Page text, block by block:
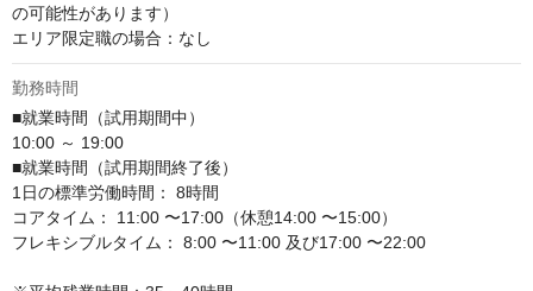
の可能性があります）
エリア限定職の場合：なし
勤務時間
■就業時間（試用期間中）
10:00 ～ 19:00
■就業時間（試用期間終了後）
1日の標準労働時間： 8時間
コアタイム： 11:00 〜17:00（休憩14:00 〜15:00）
フレキシブルタイム： 8:00 〜11:00 及び17:00 〜22:00